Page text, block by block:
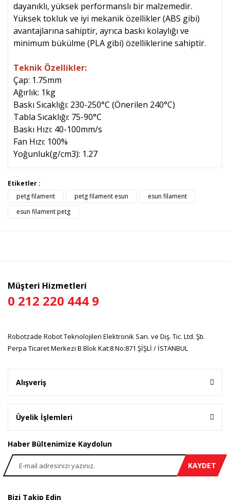
dayanıklı, yüksek performanslı bir malzemedir.
Yüksek tokluk ve iyi mekanik özellikler (ABS gibi)
avantajlarına sahiptir, ayrıca baskı kolaylığı ve
minimum bükülme (PLA gibi) özelliklerine sahiptir.
Teknik Özellikler:
Çap: 1.75mm
Ağırlık: 1kg
Baskı Sıcaklığı: 230-250°C (Önerilen 240°C)
Tabla Sıcaklığı: 75-90°C
Baskı Hızı: 40-100mm/s
Fan Hızı: 100%
Yoğunluk(g/cm3): 1.27
Bu ürüne ilk yorumu siz yapın!
Bu ürünün fiyat bilgisi, resim, ürün açıklamalarında ve diğer
konularda yetersiz gördüğünüz noktaları öneri formunu
kullanarak tarafımıza iletebilirsiniz.
Görüş ve önerileriniz için teşekkür ederiz.
Etiketler :
petg filament
petg filament esun
esun filament
esun filament petg
Müşteri Hizmetleri
0 212 220 444 9
Robotzade Robot Teknolojileri Elektronik San. ve Dış. Tic. Ltd. Şti.
Perpa Ticaret Merkezi B Blok Kat:8 No:871 ŞİŞLİ / İSTANBUL
Alışveriş
Üyelik İşlemleri
Haber Bültenimize Kaydolun
KAYDET
Bizi Takip Edin